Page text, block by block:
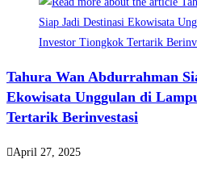
Tahura Wan Abdurrahman
Ekowisata Unggulan di
Tertarik Berinvestasi
April 27, 2025